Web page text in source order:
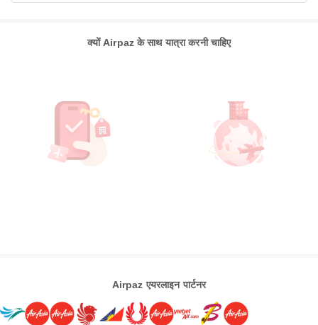
क्यों Airpaz के साथ यात्रा करनी चाहिए
Airpaz एयरलाइन पार्टनर